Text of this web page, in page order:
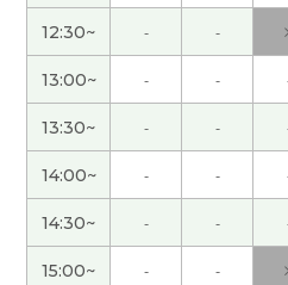
いつも楽しくおしゃべりで
ざいました。( 男性 )
谢谢您 ( 女性 )
跟老师一起学习非常有帮助
我觉得，偶尔换教材学学也
12:30~ - -
13:00~ - -
13:30~ - -
14:00~ - -
14:30~ - -
15:00~ - -